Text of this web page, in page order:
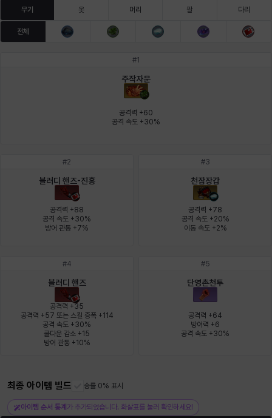
아야 아이솔 아이작 알렉스 알론소 얀
엘레나
이안 재키
크레이버 타지아
펠릭스 피올로
헤이즈 헨리 현우
무기 옷 머리 팔 다리
전체
#1
주작자문
공격력 +60
공격 속도 +30%
#2
블러디 핸즈-진홍
공격력 +88
공격 속도 +30%
방어 관통 +7%
#3
천잠장갑
공격력 +78
공격 속도 +20%
이동 속도 +2%
#4
블러디 핸즈
공격력 +35
공격력 +57 또는 스킬 증폭 +114
공격 속도 +30%
쿨다운 감소 +15
방어 관통 +10%
#5
단영촌천투
공격력 +64
방어력 +6
공격 속도 +30%
최종 아이템 빌드 승률 0% 표시
아이템 순서 통계 가 추가되었습니다. 화살표를 눌러 확인하세요!